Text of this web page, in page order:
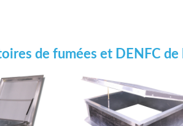
de fumées et DENFC de